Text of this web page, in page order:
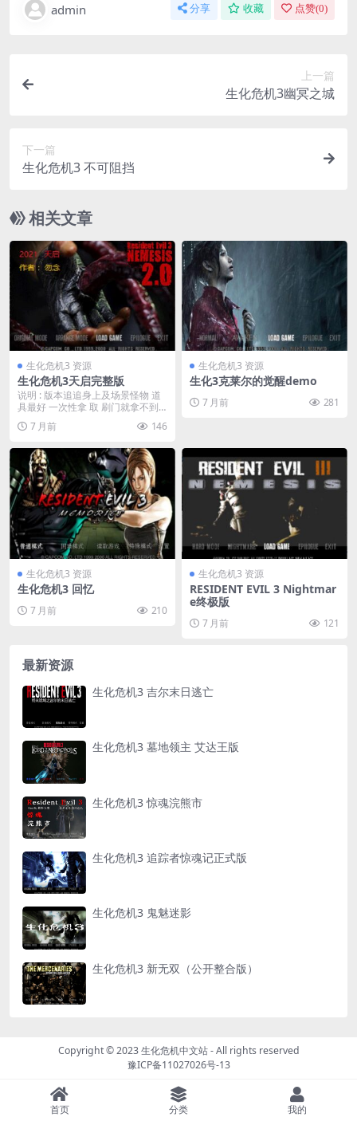
admin 分享 收藏 点赞(0)
上一篇
生化危机3幽冥之城
下一篇
生化危机3 不可阻挡
相关文章
生化危机3 资源
生化危机3天启完整版
说明 : 版本追追身上及场景怪物 道
具最好 一次性拿 取 刷门就拿不到
东西了 ，...
7 月前 146
生化危机3 资源
生化3克莱尔的觉醒demo
7 月前 281
生化危机3 资源
生化危机3 回忆
7 月前 210
生化危机3 资源
RESIDENT EVIL 3 Nightmar
e终极版
7 月前 121
最新资源
生化危机3 吉尔末日逃亡
生化危机3 墓地领主 艾达王版
生化危机3 惊魂浣熊市
生化危机3 追踪者惊魂记正式版
生化危机3 鬼魅迷影
生化危机3 新无双（公开整合版）
Copyright © 2023生化危机中文站- All rights reserved
豫ICP备11027026号-13
首页 分类 我的